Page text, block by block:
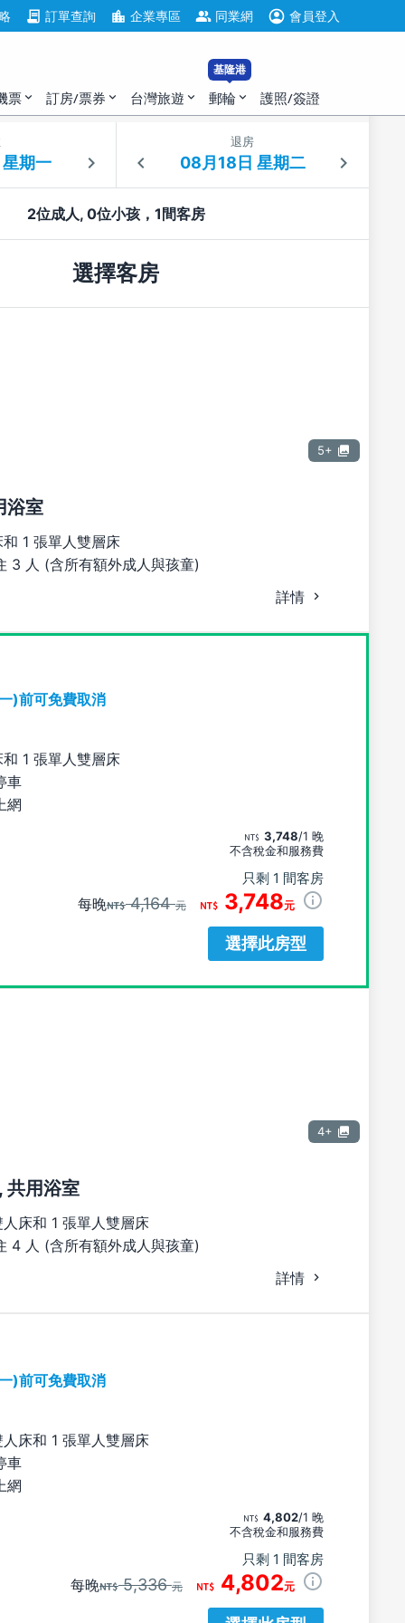
contract 訂單查詢 location_city 企業專區 group 同業網 account_circle 會員登入
票 expand_more 訂房/票券 expand_more 台灣旅遊 expand_more
基隆港
郵輪 expand_more 護照/簽證
退房
2位成人, 0位小孩，1間客房
選擇客房
5+
浴室
和 1 張單人雙層床
3 人 (含所有額外成人與孩童)
詳情
)前可免費取消
和 1 張單人雙層床
車
網
3,748/1 晚
不含稅金和服務費
只剩 1 間客房
每晚 4,164元 3,748元
選擇此房型
4+
共用浴室
人床和 1 張單人雙層床
4 人 (含所有額外成人與孩童)
詳情
)前可免費取消
人床和 1 張單人雙層床
車
網
4,802/1 晚
不含稅金和服務費
只剩 1 間客房
每晚 5,336元 4,802元